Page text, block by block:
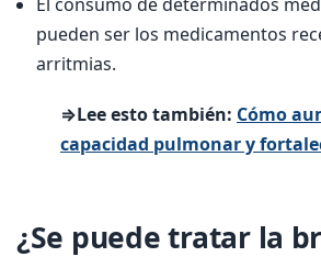
pueden ser los medicamentos
arritmias.
⇒Lee esto también: Cómo
capacidad pulmonar y
¿Se puede tratar la